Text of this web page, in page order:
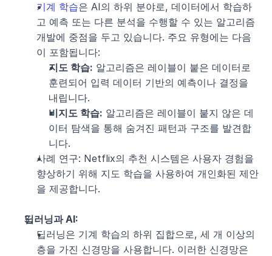
기계 학습은 AI의 하위 분야로, 데이터에서 학습하
고 예측 또는 다른 분석을 수행할 수 있는 알고리즘
개발에 중점을 두고 있습니다. 주요 유형에는 다음
이 포함됩니다:
지도 학습: 알고리즘은 레이블이 붙은 데이터로
훈련되어 입력 데이터 기반의 예측이나 결정을
내립니다.
비지도 학습: 알고리즘은 레이블이 붙지 않은 데
이터 탐색을 통해 숨겨진 패턴과 구조를 발견합
니다.
사례 연구: Netflix의 추천 시스템은 사용자 경험을
향상하기 위해 지도 학습을 사용하여 개인화된 제안
을 제공합니다.
딥러닝과 AI:
딥러닝은 기계 학습의 하위 집합으로, 세 개 이상의
층을 가진 신경망을 사용합니다. 이러한 신경망은